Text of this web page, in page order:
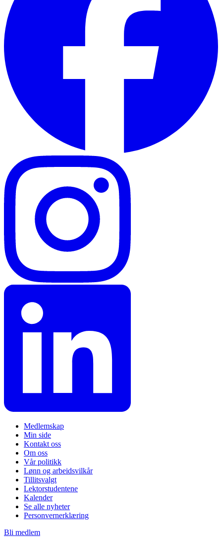
Medlemskap
Min side
Kontakt oss
Om oss
Vår politikk
Lønn og arbeidsvilkår
Tillitsvalgt
Lektorstudentene
Kalender
Se alle nyheter
Personvernerklæring
Bli medlem